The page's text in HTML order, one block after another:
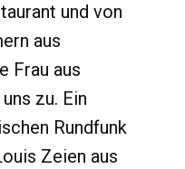
und von
aus
Frau aus
zu. Ein
Rundfunk
Zeien aus